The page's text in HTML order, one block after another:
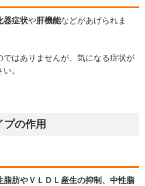
器症状や肝機能などがあげられま
はありませんが、気になる症状が
。
プの作用
脂肪やＶＬＤＬ産生の抑制、中性脂